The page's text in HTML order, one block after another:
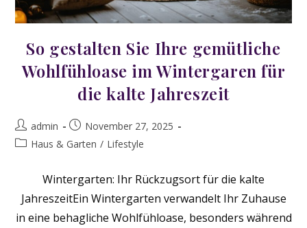
So gestalten Sie Ihre gemütliche
Wohlfühloase im Wintergaren für
die kalte Jahreszeit
Beitrags-
Autor:
admin
Beitrag
veröffentlicht:
November 27, 2025
Beitrags-
Haus & Garten / Lifestyle
Wintergarten: Ihr Rückzugsort für die kalte
JahreszeitEin Wintergarten verwandelt Ihr Zuhause
in eine behagliche Wohlfühloase, besonders während